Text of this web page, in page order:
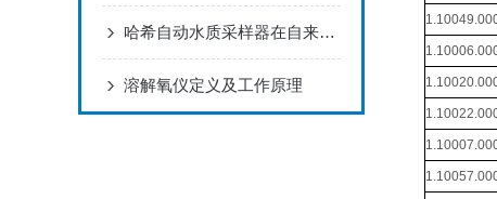
哈希自动水质采样器在自来水厂的应用-sd900
溶解氧仪定义及工作原理